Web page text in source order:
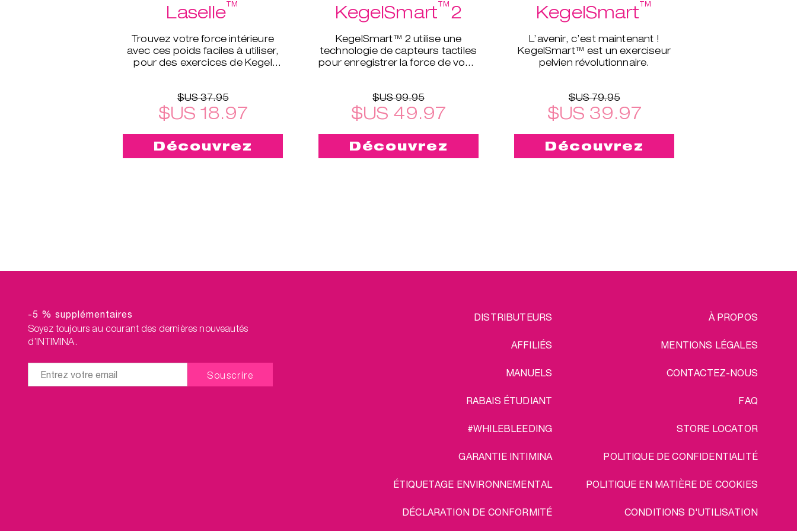
Laselle™
Trouvez votre force intérieure
avec ces poids faciles à utiliser,
pour des exercices de Kegel
$US 37.95
$US 18.97
Découvrez
KegelSmart™2
KegelSmart™ 2 utilise une
technologie de capteurs tactiles
pour enregistrer la force de votre
$US 99.95
$US 49.97
Découvrez
KegelSmart™
L’avenir, c’est maintenant !
KegelSmart™ est un exerciseur
pelvien révolutionnaire.
$US 79.95
$US 39.97
Découvrez
-5 % supplémentaires
Soyez toujours au courant des dernières nouveautés
d’INTIMINA.
DISTRIBUTEURS
AFFILIÉS
MANUELS
RABAIS ÉTUDIANT
#WHILEBLEEDING
GARANTIE INTIMINA
ÉTIQUETAGE ENVIRONNEMENTAL
DÉCLARATION DE CONFORMITÉ
LEGAL À PROPOS
MENTIONS LÉGALES
CONTACTEZ-NOUS
FAQ
STORE LOCATOR
POLITIQUE DE CONFIDENTIALITÉ
POLITIQUE EN MATIÈRE DE COOKIES
CONDITIONS D'UTILISATION